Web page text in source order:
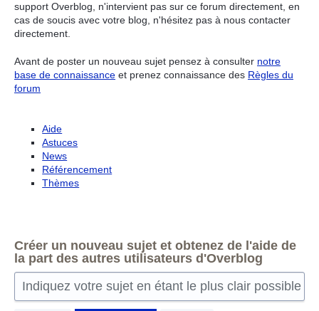
support Overblog, n'intervient pas sur ce forum directement, en
cas de soucis avec votre blog, n'hésitez pas à nous contacter
directement.
Avant de poster un nouveau sujet pensez à consulter notre
base de connaissance et prenez connaissance des Règles du
forum
Aide
Astuces
News
Référencement
Thèmes
Créer un nouveau sujet et obtenez de l'aide de
la part des autres utilisateurs d'Overblog
Indiquez votre sujet en étant le plus clair possible